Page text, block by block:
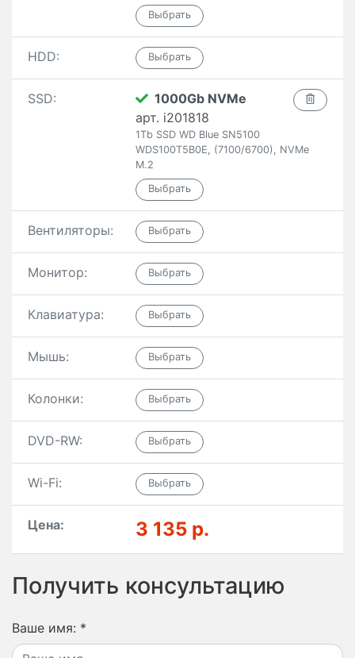
HDD:
SSD:
1000Gb NVMe
арт. i201818
1Tb SSD WD Blue SN5100
WDS100T5B0E, (7100/6700), NVMe
M.2
Вентиляторы:
Монитор:
Клавиатура:
Мышь:
Колонки:
DVD-RW:
Wi-Fi:
Цена: 3 135 р.
Получить консультацию
Ваше имя: *